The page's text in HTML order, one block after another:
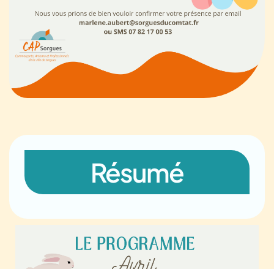
Résumé